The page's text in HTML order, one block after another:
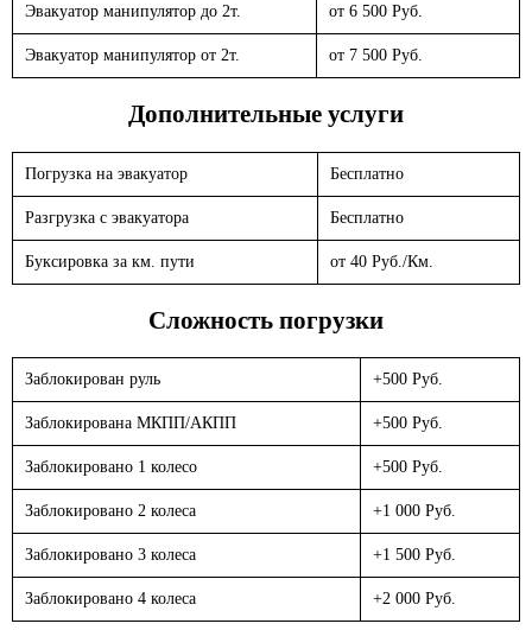
Эвакуатор манипулятор до 2т. от 6 500 Руб.
Эвакуатор манипулятор от 2т. от 7 500 Руб.
Дополнительные услуги
Погрузка на эвакуатор Бесплатно
Разгрузка с эвакуатора Бесплатно
Буксировка за км. пути от 40 Руб./Км.
Сложность погрузки
Заблокирован руль +500 Руб.
Заблокирована МКПП/АКПП +500 Руб.
Заблокировано 1 колесо +500 Руб.
Заблокировано 2 колеса +1 000 Руб.
Заблокировано 3 колеса +1 500 Руб.
Заблокировано 4 колеса +2 000 Руб.